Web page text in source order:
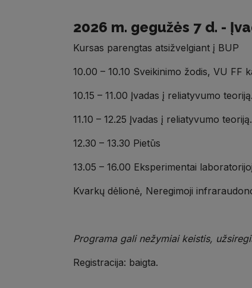
2026 m. gegužės 7 d. -
Kursas parengtas atsižvelgiant į BUP
10.00 – 10.10 Sveikinimo žodis, VU
10.15 – 11.00 Įvadas į reliatyvumo
11.10 – 12.25 Įvadas į reliatyvumo
12.30 – 13.30 Pietūs
13.05 – 16.00 Eksperimentai
Kvarkų dėlionė, Neregimoji
Programa gali nežymiai keistis,
Registracija: baigta.